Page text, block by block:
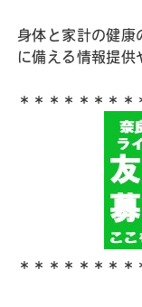
身体と家計の健康
に備える情報提供
＊＊＊＊＊＊＊
＊＊＊＊＊＊＊